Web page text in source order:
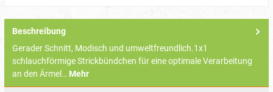
Beschreibung
Gerader Schnitt, Modisch und umweltfreundlich.1x1
schlauchförmige Strickbündchen für eine optimale Verarbeitung
an den Ärmel… Mehr